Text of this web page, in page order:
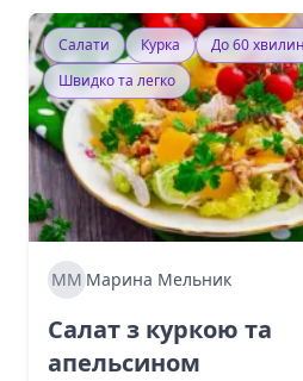
Салати Курка
До 60 хвилин
Швидко та легко
ММ Марина Мельник
Салат з куркою та
апельсином